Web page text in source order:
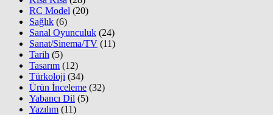
RC Model (20)
Sağlık (6)
Sanal Oyunculuk (24)
Sanat/Sinema/TV (11)
Tarih (5)
Tasarım (12)
Türkoloji (34)
Ürün İnceleme (32)
Yabancı Dil (5)
Yazılım (11)